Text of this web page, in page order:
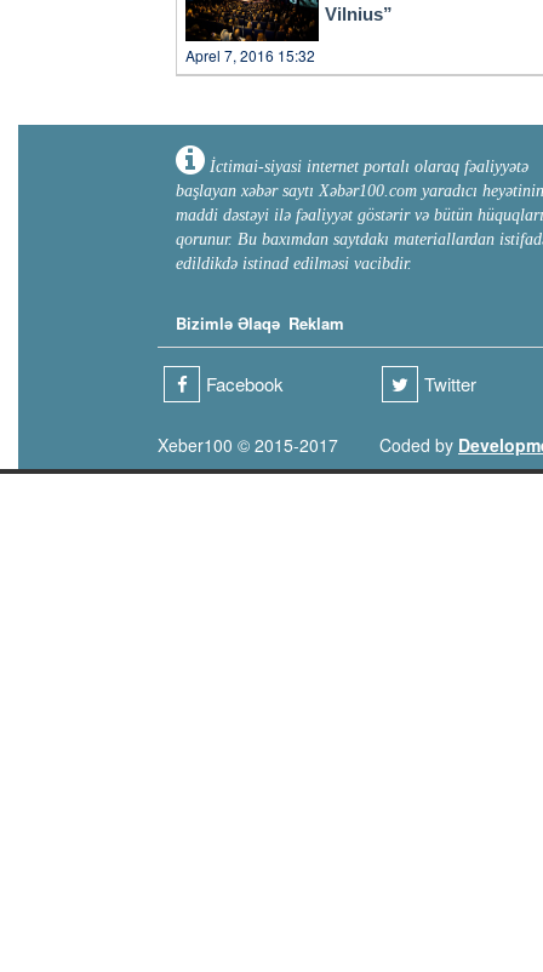
Vilnius”
Aprel 7, 2016 15:32
İctimai-siyasi internet portalı olaraq fəaliyyətə
başlayan xəbər saytı Xəbər100.com yaradıcı heyətinin
maddi dəstəyi ilə fəaliyyət göstərir və bütün hüquqları
qorunur. Bu baxımdan saytdakı materiallardan
edildikdə istinad edilməsi vacibdir.
Bizimlə Əlaqə Reklam
Facebook Twitter
Xeber100 © 2015-2017 Coded by